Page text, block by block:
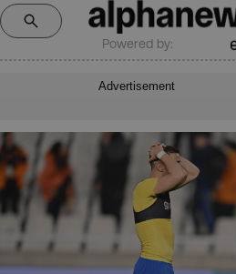
Powered by:
Advertisement